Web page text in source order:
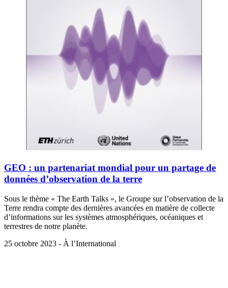
GEO : un partenariat mondial pour un partage de
données d’observation de la terre
Sous le thème « The Earth Talks », le Groupe sur l’observation de la
Terre rendra compte des dernières avancées en matière de collecte
d’informations sur les systèmes atmosphériques, océaniques et
terrestres de notre planète.
25 octobre 2023 - À l’International